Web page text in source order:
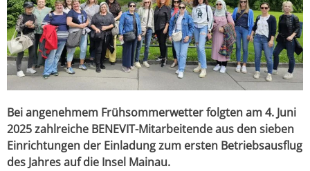
Bei angenehmem Frühsommerwetter folgten am 4. Juni
2025 zahlreiche BENEVIT-Mitarbeitende aus den sieben
Einrichtungen der Einladung zum ersten Betriebsausflug
des Jahres auf die Insel Mainau.